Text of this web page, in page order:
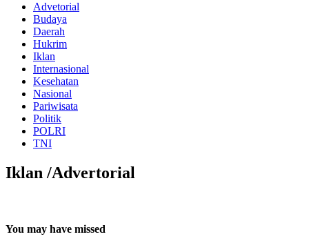
Advetorial
Budaya
Daerah
Hukrim
Iklan
Internasional
Kesehatan
Nasional
Pariwisata
Politik
POLRI
TNI
Iklan /Advertorial
You may have missed